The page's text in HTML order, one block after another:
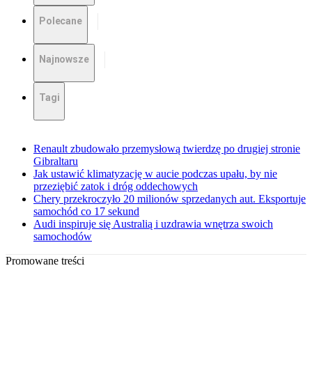
Polecane
Najnowsze
Tagi
Renault zbudowało przemysłową twierdzę po drugiej stronie
Gibraltaru
Jak ustawić klimatyzację w aucie podczas upału, by nie
przeziębić zatok i dróg oddechowych
Chery przekroczyło 20 milionów sprzedanych aut. Eksportuje
samochód co 17 sekund
Audi inspiruje się Australią i uzdrawia wnętrza swoich
samochodów
Promowane treści